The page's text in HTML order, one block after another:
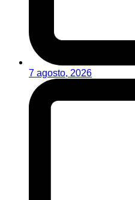
7 agosto, 2026